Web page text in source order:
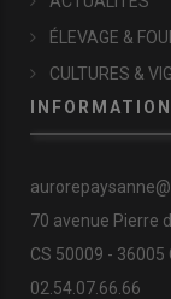
ÉLEVAGE &
CULTURES &
70 avenue Pierre
CS 50009 - 36005
02.54.07.66.66